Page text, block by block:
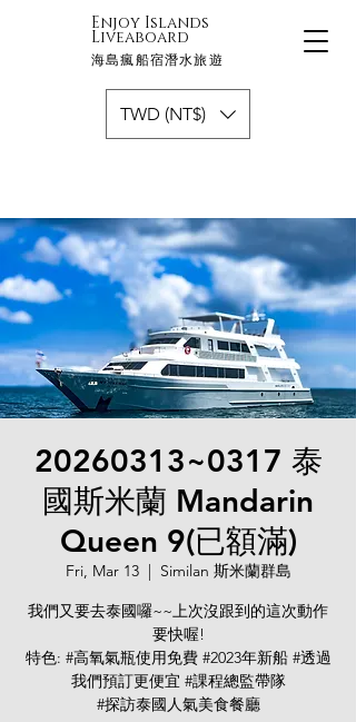
Enjoy Islands
Liveaboard
海島瘋船宿潛水旅遊
TWD (NT$)
20260313~0317 泰
國斯米蘭 Mandarin
Queen 9(已額滿)
Fri, Mar 13
  |
Similan 斯米蘭群島
我們又要去泰國囉~~上次沒跟到的這次動作
要快喔!
特色: #高氧氣瓶使用免費 #2023年新船 #透過
我們預訂更便宜 #課程總監帶隊
#探訪泰國人氣美食餐廳